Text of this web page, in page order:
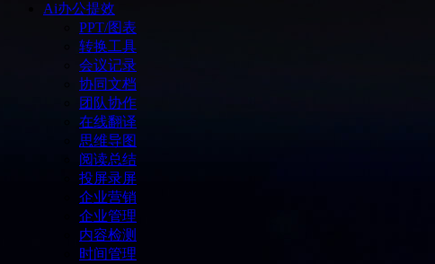
Ai办公提效
PPT/图表
转换工具
会议记录
协同文档
团队协作
在线翻译
思维导图
阅读总结
投屏录屏
企业营销
企业管理
内容检测
时间管理